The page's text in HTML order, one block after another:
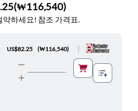
(₩116,540)
약하세요! 참조 가격표.
US$82.25 (₩116,540)